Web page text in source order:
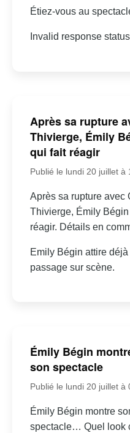
Étiez-vous au
Invalid response
Après sa rupture
Thivierge, Émily
qui fait réagir
Publié le lundi 20 juillet à
Après sa rupture avec
Thivierge, Émily
réagir. Détails en
Emily Bégin attire
passage sur scène.
Émily Bégin
son spectacle
Publié le lundi 20 juillet à
Émily Bégin montre
spectacle… Quel look